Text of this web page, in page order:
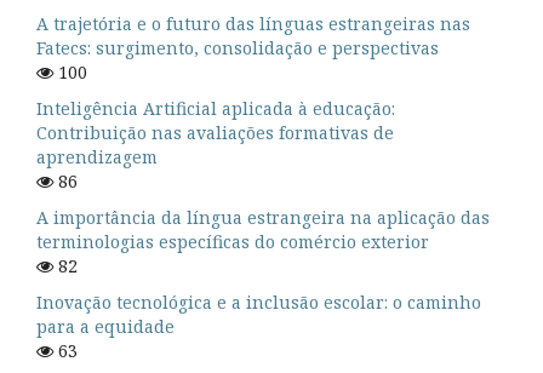
A trajetória e o futuro das línguas estrangeiras nas
Fatecs: surgimento, consolidação e perspectivas
100
Inteligência Artificial aplicada à educação:
Contribuição nas avaliações formativas de
aprendizagem
86
A importância da língua estrangeira na aplicação das
terminologias específicas do comércio exterior
82
Inovação tecnológica e a inclusão escolar: o caminho
para a equidade
63